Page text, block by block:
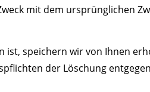
mit dem ursprünglichen
ist, speichern wir von Ihnen
der Löschung